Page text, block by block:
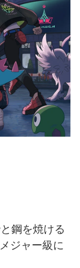
鋼を焼ける
ジャー級に